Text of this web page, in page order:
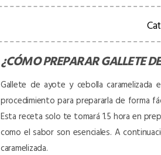
¿CÓMO PREPARARGALLETE
Gallete de ayote y cebolla
procedimiento para prepararla de forma
Esta receta solo te tomará 1.5 hora en
como el sabor son esenciales. A
caramelizada.